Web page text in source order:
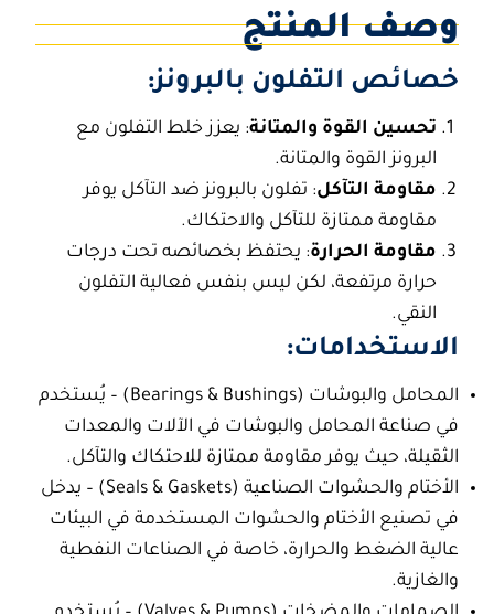
وصف المنتج
خصائص التفلون بالبرونز:
تحسين القوة والمتانة: يعزز خلط التفلون مع
البرونز القوة والمتانة.
مقاومة التآكل: تفلون بالبرونز ضد التآكل يوفر
مقاومة ممتازة للتآكل والاحتكاك.
مقاومة الحرارة: يحتفظ بخصائصه تحت درجات
حرارة مرتفعة، لكن ليس بنفس فعالية التفلون
النقي.
الاستخدامات:
المحامل والبوشات (Bearings & Bushings) – يُستخدم
في صناعة المحامل والبوشات في الآلات والمعدات
الثقيلة، حيث يوفر مقاومة ممتازة للاحتكاك والتآكل.
الأختام والحشوات الصناعية (Seals & Gaskets) – يدخل
في تصنيع الأختام والحشوات المستخدمة في البيئات
عالية الضغط والحرارة، خاصة في الصناعات النفطية
والغازية.